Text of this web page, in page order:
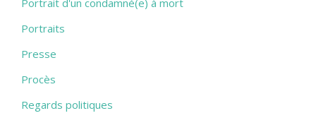
Portraits
Presse
Procès
Regards politiques